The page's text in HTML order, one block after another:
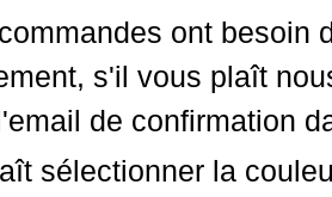
ont besoin
s'il vous plaît
de confirmation
sélectionner la